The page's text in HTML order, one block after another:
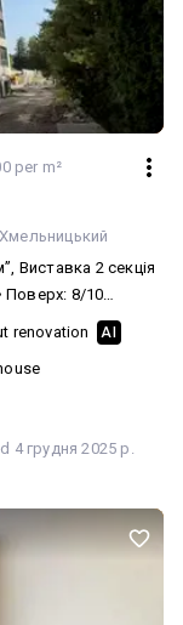
per m²
Хмельницький
Виставка 2 секція
Поверх: 8/10
з кухні, у всій
багато світла
• якісні вхідні
паркінг,
renovation AI
4 грудня 2025 р.